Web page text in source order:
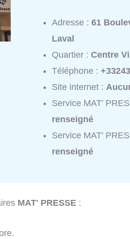
Adresse :61
Laval
Quartier :Centre
Téléphone :
Site internet :
Service MAT'
renseigné
Service MAT'
renseigné
MAT' PRESSE :